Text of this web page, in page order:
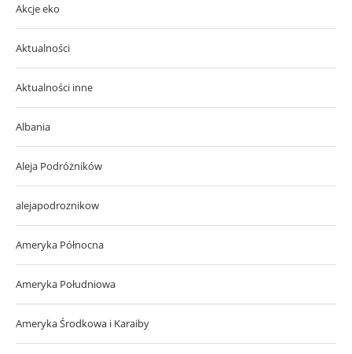
Akcje eko
Aktualności
Aktualności inne
Albania
Aleja Podróżników
alejapodroznikow
Ameryka Północna
Ameryka Południowa
Ameryka Środkowa i Karaiby